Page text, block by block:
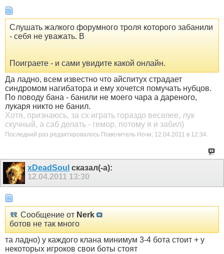
Слушать жалкого форумного троля которого забанили
- себя не уважать. В
Поиграете - и сами увидите какой онлайн.
Да ладно, всем известно что айспитух страдает
синдромом нагибатора и ему хочется помучать нубцов.
По поводу бана - банили не моего чара а дареного,
лукаря никто не банил.
Хотя, признаюсь, за сх играть гораздо веселее, лук
скучный, а саб делать - гемор, потому я и забил)
Последний раз редактировалось Пoвелитель Ночи; 12.04.2011 в 12:34
xDeadSoul сказал(-а):
12.04.2011 13:30
Сообщение от Nerk
ботов не так много
та ладно) у каждого клана минимум 3-4 бота стоит + у
некоторых игроков свои боты стоят